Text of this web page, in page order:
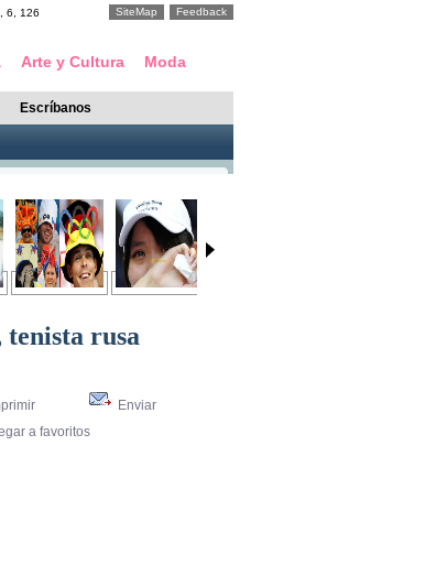
Feedback
SiteMap
6 126
Arte y Cultura Moda
Escríbanos
tenista rusa
Enviar
a favoritos